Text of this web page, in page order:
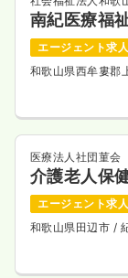
南紀医療福
エージェント求人
和歌山県西牟婁郡
医療法人社団菫会
介護老人保
エージェント求人
和歌山県田辺市 /